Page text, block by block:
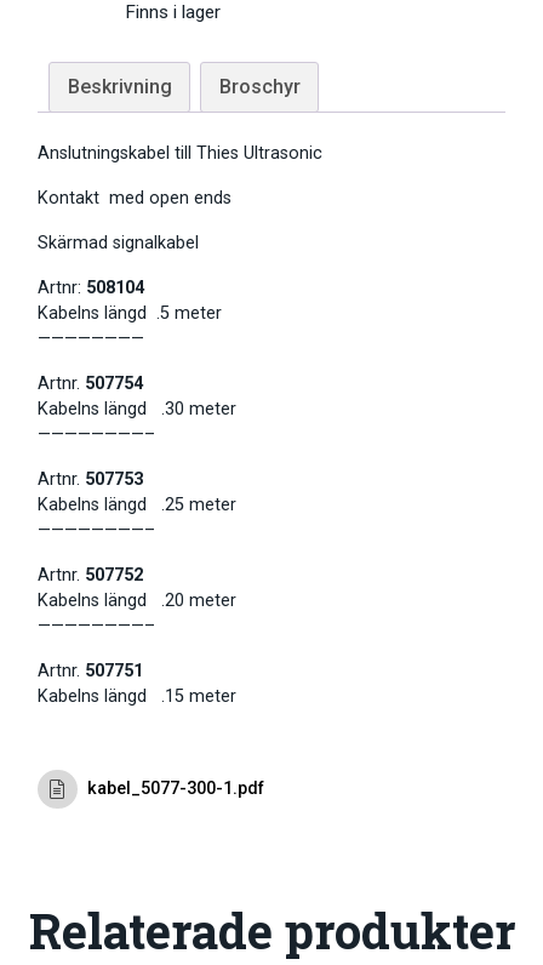
Finns i lager
Beskrivning Broschyr
Anslutningskabel till Thies Ultrasonic
Kontakt med open ends
Skärmad signalkabel
Artnr: 508104
Kabelns längd .5 meter
————————
Artnr. 507754
Kabelns längd .30 meter
————————–
Artnr. 507753
Kabelns längd .25 meter
————————–
Artnr. 507752
Kabelns längd .20 meter
————————–
Artnr. 507751
Kabelns längd .15 meter
kabel_5077-300-1.pdf
Relaterade produkter